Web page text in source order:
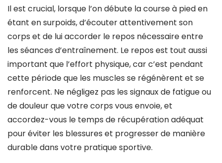
Il est crucial, lorsque l’on débute la course à pied en
étant en surpoids, d’écouter attentivement son
corps et de lui accorder le repos nécessaire entre
les séances d’entraînement. Le repos est tout aussi
important que l’effort physique, car c’est pendant
cette période que les muscles se régénèrent et se
renforcent. Ne négligez pas les signaux de fatigue ou
de douleur que votre corps vous envoie, et
accordez-vous le temps de récupération adéquat
pour éviter les blessures et progresser de manière
durable dans votre pratique sportive.